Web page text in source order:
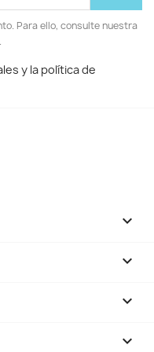
Para ello, consulte nuestra
y la política de



keyboard_arrow_down